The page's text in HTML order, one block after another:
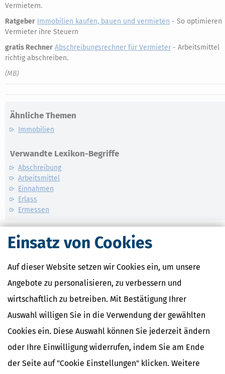
Einsatz von Cookies
Auf dieser Website setzen wir Cookies ein, um unsere
Angebote zu personalisieren, zu verbessern und
wirtschaftlich zu betreiben. Mit Bestätigung Ihrer
Auswahl willigen Sie in die Verwendung der gewählten
Cookies ein. Diese Auswahl können Sie jederzeit ändern
oder Ihre Einwilligung widerrufen, indem Sie am Ende
der Seite auf "Cookie Einstellungen" klicken. Weitere
Vermietern.
Ratgeber Immobilien kaufen, bauen und vermieten - So optimieren
Vermieter ihre Steuern
gratis Rechner Abschreibungsrechner für Vermieter - Arbeitsmittel
richtig abschreiben.
(MB)
Ähnliche Themen
Immobilien
Verwandte Lexikon-Begriffe
Abschreibung
Arbeitsmittel
Einnahmen
Erlass
Ermessen
Weitere News zum Thema